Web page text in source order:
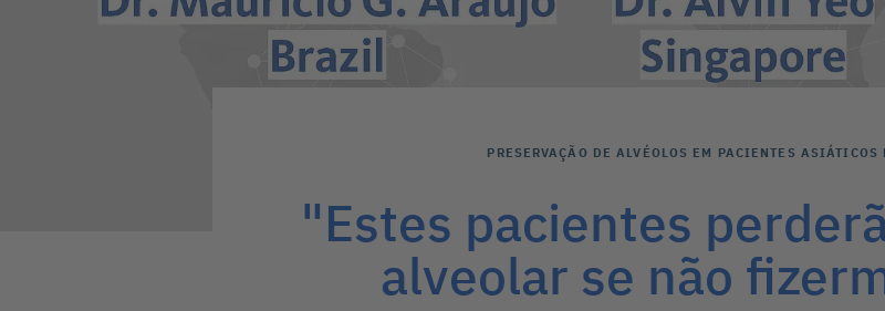
PRESERVAÇÃO DE ALVÉOLOS EM PACIENTES ASIÁTICOS
"Estes pacientes
alveolar se não